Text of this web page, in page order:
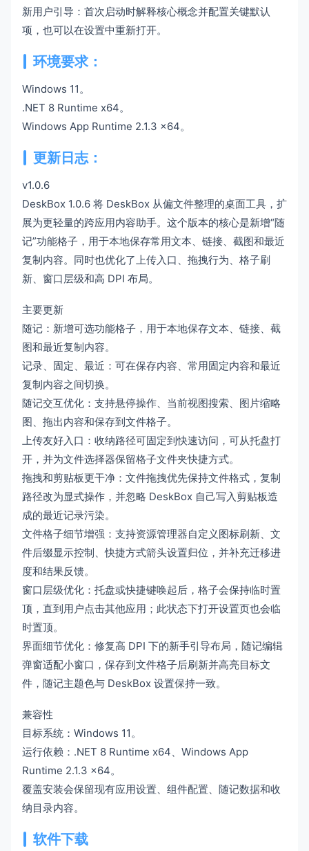
新用户引导：首次启动时解释核心概念并配置关键默认
项，也可以在设置中重新打开。
环境要求：
Windows 11。
.NET 8 Runtime x64。
Windows App Runtime 2.1.3 x64。
更新日志：
v1.0.6
DeskBox 1.0.6 将 DeskBox 从偏文件整理的桌面工具，扩
展为更轻量的跨应用内容助手。这个版本的核心是新增“随
记”功能格子，用于本地保存常用文本、链接、截图和最近
复制内容。同时也优化了上传入口、拖拽行为、格子刷
新、窗口层级和高 DPI 布局。
主要更新
随记：新增可选功能格子，用于本地保存文本、链接、截
图和最近复制内容。
记录、固定、最近：可在保存内容、常用固定内容和最近
复制内容之间切换。
随记交互优化：支持悬停操作、当前视图搜索、图片缩略
图、拖出内容和保存到文件格子。
上传友好入口：收纳路径可固定到快速访问，可从托盘打
开，并为文件选择器保留格子文件夹快捷方式。
拖拽和剪贴板更干净：文件拖拽优先保持文件格式，复制
路径改为显式操作，并忽略 DeskBox 自己写入剪贴板造
成的最近记录污染。
文件格子细节增强：支持资源管理器自定义图标刷新、文
件后缀显示控制、快捷方式箭头设置归位，并补充迁移进
度和结果反馈。
窗口层级优化：托盘或快捷键唤起后，格子会保持临时置
顶，直到用户点击其他应用；此状态下打开设置页也会临
时置顶。
界面细节优化：修复高 DPI 下的新手引导布局，随记编辑
弹窗适配小窗口，保存到文件格子后刷新并高亮目标文
件，随记主题色与 DeskBox 设置保持一致。
兼容性
目标系统：Windows 11。
运行依赖：.NET 8 Runtime x64、Windows App
Runtime 2.1.3 x64。
覆盖安装会保留现有应用设置、组件配置、随记数据和收
纳目录内容。
软件下载